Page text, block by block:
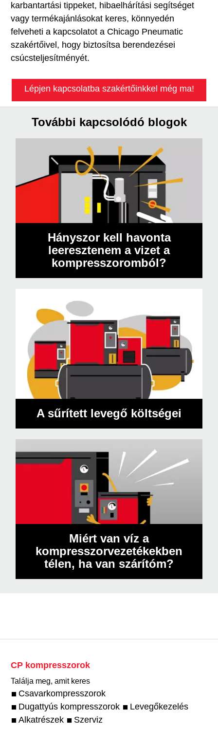
karbantartási tippeket, hibaelhárítási segítséget
vagy termékajánlásokat keres, könnyedén
felveheti a kapcsolatot a Chicago Pneumatic
szakértőivel, hogy biztosítsa berendezései
csúcsteljesítményét.
Lépjen kapcsolatba szakértőinkkel még ma!
További kapcsolódó blogok
Hányszor kell havonta
leeresztenem a vizet a
kompresszoromból?
A sűrített levegő költségei
Miért van víz a
kompresszorvezetékekben
télen, ha van szárítóm?
CP kompresszorok
Találja meg, amit keres
Csavarkompresszorok
Dugattyús kompresszorok
Levegőkezelés
Alkatrészek
Szerviz